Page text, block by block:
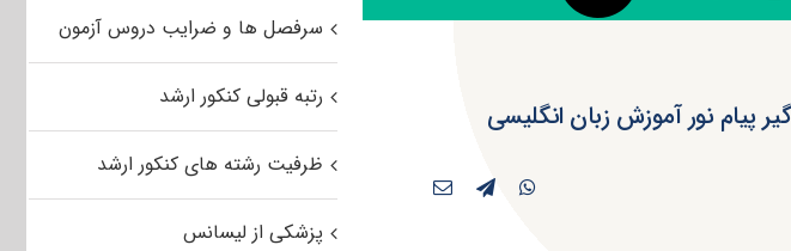
پیام نور آموزش زبان انگلیسی
سرفصل ها و ضرایب دروس آزمون
رتبه قبولی کنکور ارشد
ظرفیت رشته های کنکور ارشد
پزشکی از لیسانس